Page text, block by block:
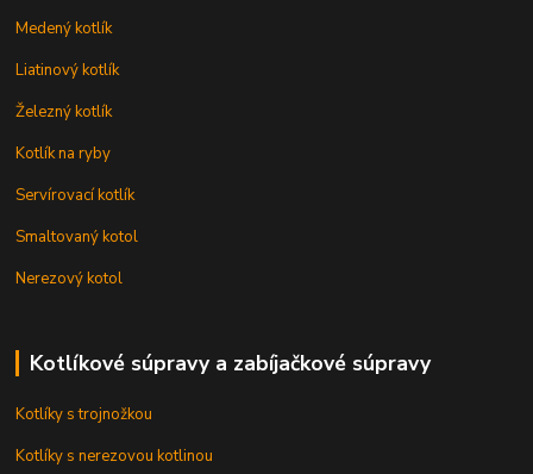
Medený kotlík
Liatinový kotlík
Železný kotlík
Kotlík na ryby
Servírovací kotlík
Smaltovaný kotol
Nerezový kotol
Kotlíkové súpravy a zabíjačkové súpravy
Kotlíky s trojnožkou
Kotlíky s nerezovou kotlinou